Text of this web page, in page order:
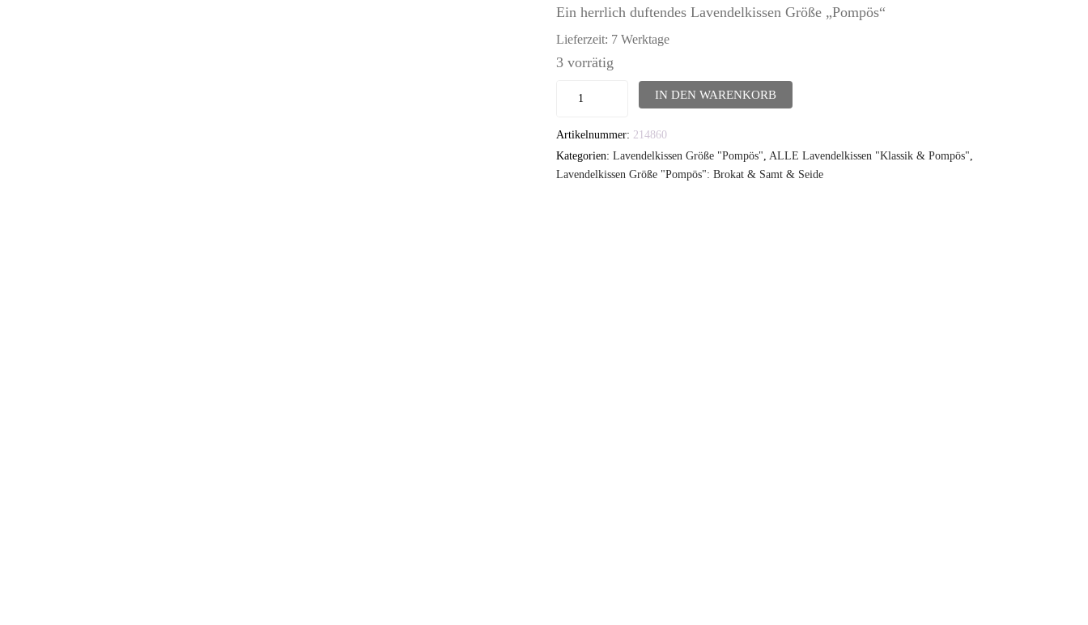
Ein herrlich duftendes Lavendelkissen Größe „Pompös“
Lieferzeit: 7 Werktage
3 vorrätig
Lavendelkissen
TUTGUT-
Kissen
IN DEN WARENKORB
Artikelnummer: 214860
Kategorien: Lavendelkissen Größe "Pompös" ALLE Lavendelkissen "Klassik & Pompös"
Lavendelkissen Größe "Pompös": Brokat & Samt & Seide